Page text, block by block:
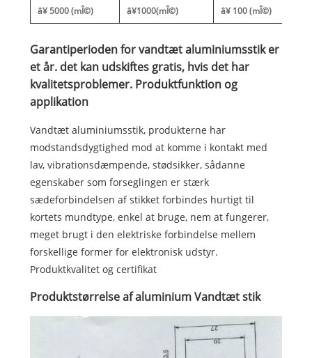
â¥ 5000 (mÎ©) â¥1000(mÎ©) â¥ 100 (mÎ©)
Garantiperioden for vandtæt aluminiumsstik er
et år. det kan udskiftes gratis, hvis det har
kvalitetsproblemer. Produktfunktion og
applikation
Vandtæt aluminiumsstik, produkterne har
modstandsdygtighed mod at komme i kontakt med
lav, vibrationsdæmpende, stødsikker, sådanne
egenskaber som forseglingen er stærk
sædeforbindelsen af ​​stikket forbindes hurtigt til
kortets mundtype, enkel at bruge, nem at fungerer,
meget brugt i den elektriske forbindelse mellem
forskellige former for elektronisk udstyr.
Produktkvalitet og certifikat
Produktstørrelse af aluminium Vandtæt stik